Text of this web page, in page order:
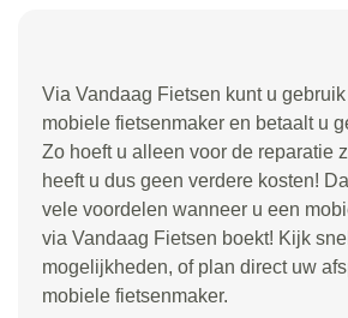
Via Vandaag Fietsen kunt u
mobiele fietsenmaker en betaalt u
Zo hoeft u alleen voor de reparatie
heeft u dus geen verdere kosten!
vele voordelen wanneer u een
via Vandaag Fietsen boekt! Kijk
mogelijkheden, of plan direct uw
mobiele fietsenmaker.